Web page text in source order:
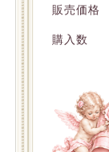
販売価格
購入数